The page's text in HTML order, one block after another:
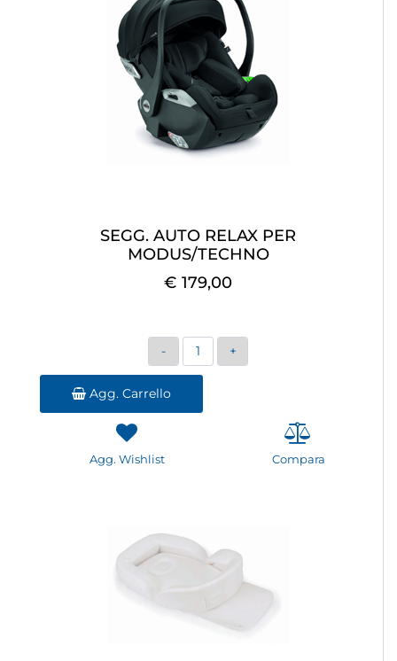
SEGG. AUTO RELAX PER
MODUS/TECHNO
€ 179,00
Quantità
Agg. Carrello
Agg. Wishlist Compara